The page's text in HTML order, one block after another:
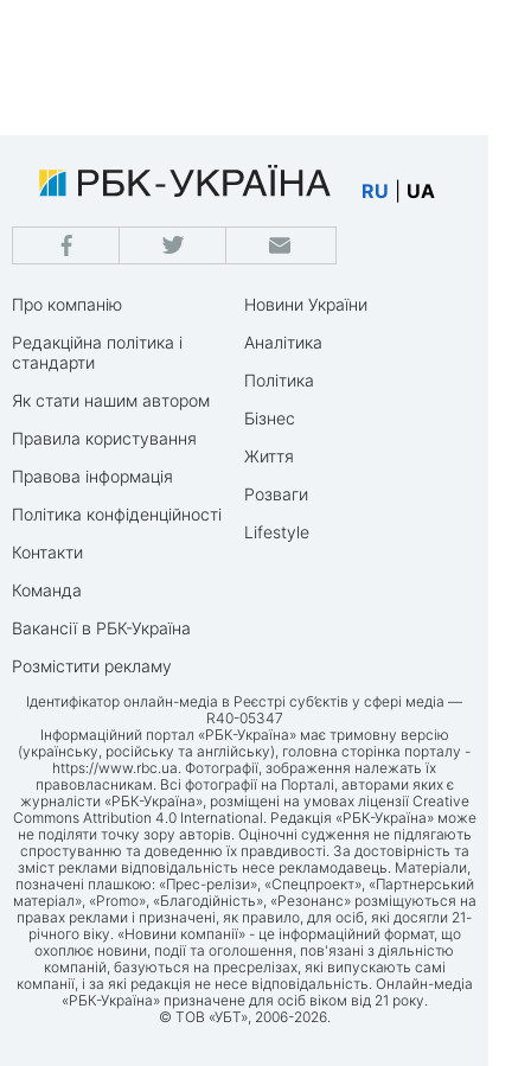
RU UA
Про компанію
Редакційна політика і
стандарти
Як стати нашим автором
Правила користування
Правова інформація
Політика конфіденційності
Контакти
Команда
Вакансії в РБК-Україна
Розмістити рекламу
Новини України
Аналітика
Політика
Бізнес
Життя
Розваги
Lifestyle
Ідентифікатор онлайн-медіа в Реєстрі суб’єктів у сфері медіа —
R40-05347
Інформаційний портал «РБК-Україна» має тримовну версію
(українську, російську та англійську), головна сторінка порталу -
https://www.rbc.ua. Фотографії, зображення належать їх
правовласникам. Всі фотографії на Порталі, авторами яких є
журналісти «РБК-Україна», розміщені на умовах ліцензії Creative
Commons Attribution 4.0 International. Редакція «РБК-Україна» може
не поділяти точку зору авторів. Оціночні судження не підлягають
спростуванню та доведенню їх правдивості. За достовірність та
зміст реклами відповідальність несе рекламодавець. Матеріали,
позначені плашкою: «Прес-релізи», «Спецпроект», «Партнерський
матеріал», «Promo», «Благодійність», «Резонанс» розміщуються на
правах реклами і призначені, як правило, для осіб, які досягли 21-
річного віку. «Новини компанії» - це інформаційний формат, що
охоплює новини, події та оголошення, пов'язані з діяльністю
компаній, базуються на пресрелізах, які випускають самі
компанії, і за які редакція не несе відповідальність. Онлайн-медіа
«РБК-Україна» призначене для осіб віком від 21 року.
© ТОВ «УБТ», 2006-2026.